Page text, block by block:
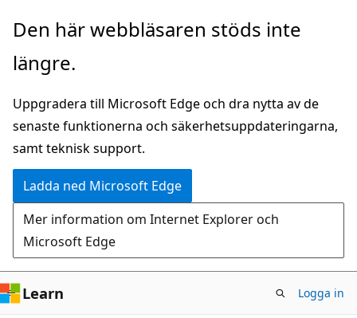
Hoppa
huvudinnehåll
Hoppa
sidnavigering
Den här webbläsaren stöds inte
längre.
Uppgradera till Microsoft Edge och dra nytta av de
senaste funktionerna och säkerhetsuppdateringarna,
samt teknisk support.
Ladda ned Microsoft Edge
Mer information om Internet Explorer och
Microsoft Edge
Learn Logga in